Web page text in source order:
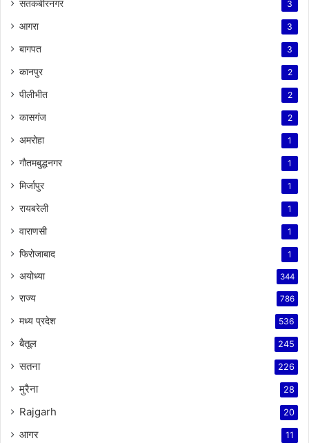
संतकबीरनगर 3
आगरा 3
बागपत 3
कानपुर 2
पीलीभीत 2
कासगंज 2
अमरोहा 1
गौतमबुद्धनगर 1
मिर्जापुर 1
रायबरेली 1
वाराणसी 1
फिरोजाबाद 1
अयोध्या 344
राज्य 786
मध्य प्रदेश 536
बैतूल 245
सतना 226
मुरैना 28
Rajgarh 20
आगर 11